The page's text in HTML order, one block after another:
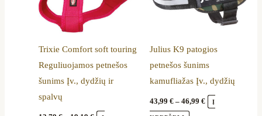
Trixie Comfort soft touring
Reguliuojamos petnešos
šunims Įv., dydžių ir
spalvų
variants.
The
may
be
chosen
Julius K9 patogios
petnešos šunims
kamufliažas Įv., dydžių
43,99 € – 46,99 € Į
variants.
may
be
chosen
on